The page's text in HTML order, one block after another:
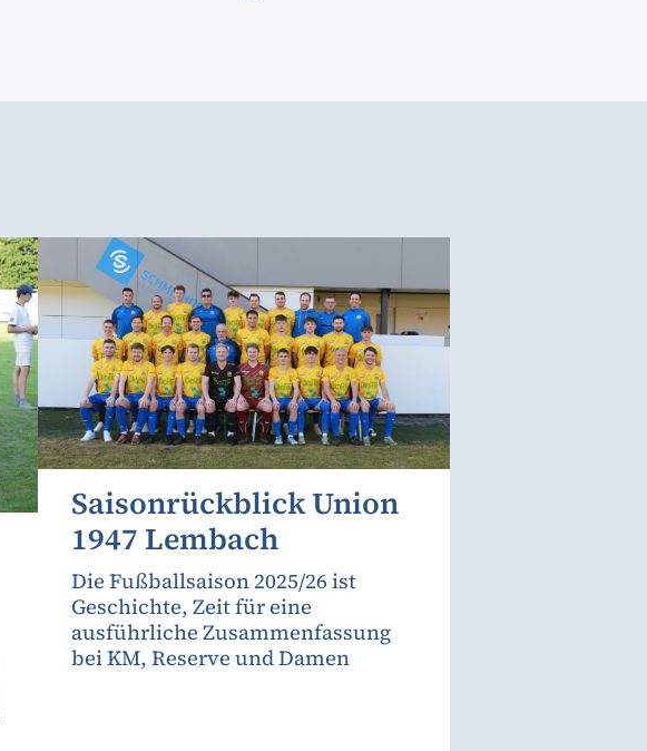
Saisonrückblick Union
1947 Lembach
Die Fußballsaison 2025/26 ist
Geschichte, Zeit für eine
ausführliche Zusammenfassung
bei KM, Reserve und Damen